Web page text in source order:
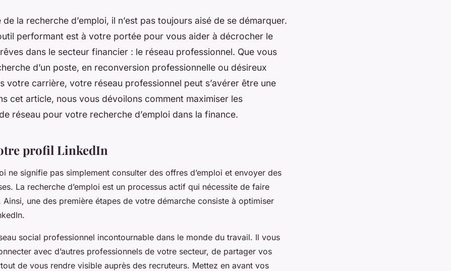
de la recherche d’emploi, il n’est pas toujours aisé de se démarquer.
performant est à votre portée pour vous aider à décrocher le
dans le secteur financier : le réseau professionnel. Que vous
d’un poste, en reconversion professionnelle ou désireux
votre carrière, votre réseau professionnel peut s’avérer être une
cet article, nous vous dévoilons comment maximiser les
réseau pour votre recherche d’emploi dans la finance.
profil LinkedIn
ne signifie pas simplement consulter des offres d’emploi et envoyer des
La recherche d’emploi est un processus actif qui nécessite de faire
Ainsi, une des première étapes de votre démarche consiste à optimiser
social professionnel incontournable dans le monde du travail. Il vous
avec d’autres professionnels de votre secteur, de partager vos
de vous rendre visible auprès des recruteurs. Mettez en avant vos